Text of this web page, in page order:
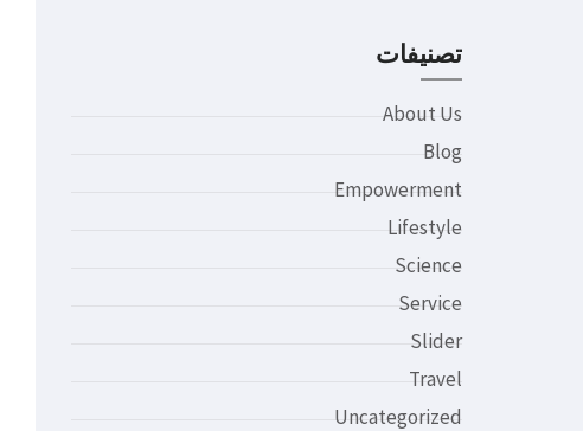
تصنيفات
About Us
Blog
Empowerment
Lifestyle
Science
Service
Slider
Travel
Uncategorized